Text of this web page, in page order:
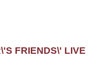
FRIENDS\' LIVE